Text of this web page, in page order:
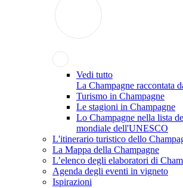
Vedi tutto
La Champagne raccontata
Turismo in Champagne
Le stagioni in Champagne
Lo Champagne nella lista
mondiale dell'UNESCO
L'itinerario turistico dello
La Mappa della Champagne
L’elenco degli elaboratori di
Agenda degli eventi in vigneto
Ispirazioni